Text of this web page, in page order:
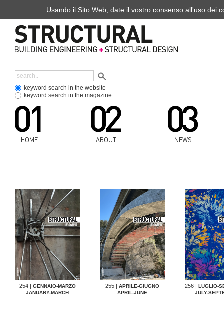
keyword search in the website
keyword search in the magazine
HOME ABOUT NEWS
254 | GENNAIO-MARZO
JANUARY-MARCH
255 | APRILE-GIUGNO
APRIL-JUNE
256 | LUGLIO-
JULY-
Usando il Sito Web, date il vostro consenso all'uso